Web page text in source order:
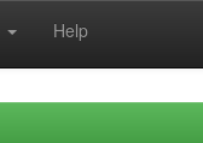
Help